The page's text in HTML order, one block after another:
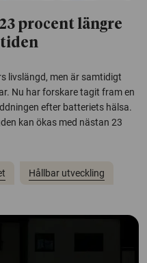
procent längre
livslängd, men är samtidigt
Nu har forskare tagit fram en
efter batteriets hälsa.
kan ökas med nästan 23
Hållbar utveckling